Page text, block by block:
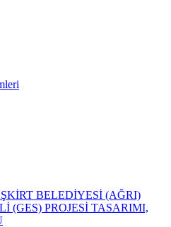
BELEDİYESİ (AĞRI)
(GES) PROJESİ TASARIMI,